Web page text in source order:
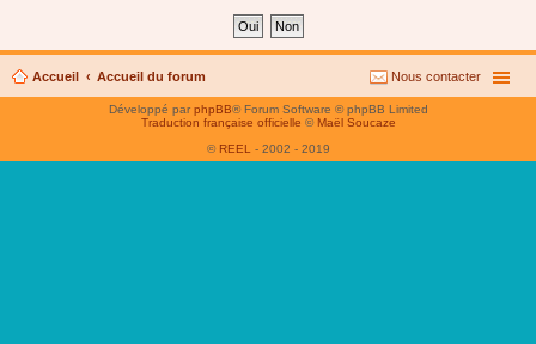
Accueil Accueil du forum Nous contacter
Développé parphpBB® Forum Software © phpBB Limited
Traduction française officielle © Maël Soucaze
© REEL - 2002 - 2019